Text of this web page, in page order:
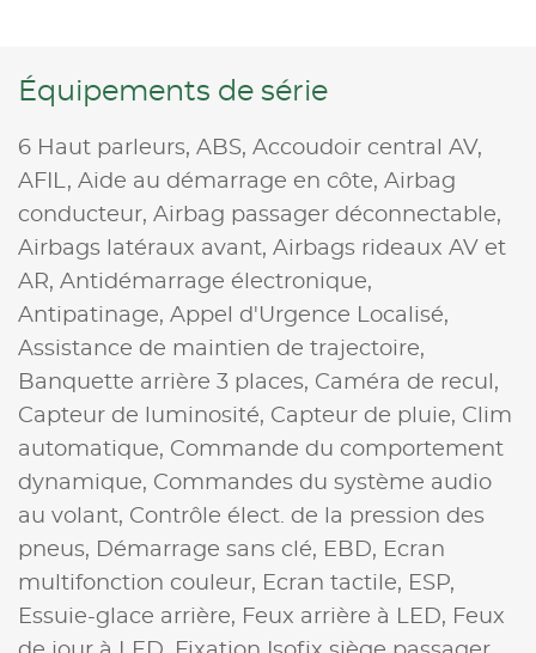
Équipements de série
6 Haut parleurs, ABS, Accoudoir central AV,
AFIL, Aide au démarrage en côte, Airbag
conducteur, Airbag passager déconnectable,
Airbags latéraux avant, Airbags rideaux AV et
AR, Antidémarrage électronique,
Antipatinage, Appel d'Urgence Localisé,
Assistance de maintien de trajectoire,
Banquette arrière 3 places, Caméra de recul,
Capteur de luminosité, Capteur de pluie, Clim
automatique, Commande du comportement
dynamique, Commandes du système audio
au volant, Contrôle élect. de la pression des
pneus,
Démarrage sans clé, EBD, Ecran
multifonction couleur, Ecran tactile, ESP,
Essuie-glace arrière, Feux arrière à LED, Feux